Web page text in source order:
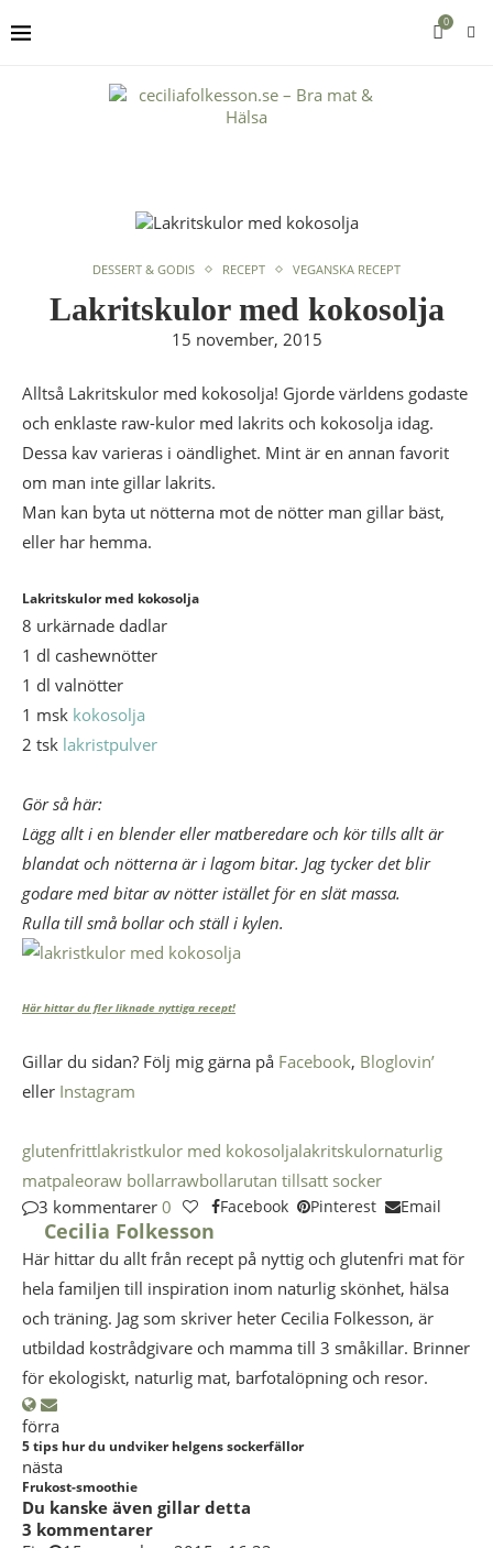
0
DESSERT & GODIS RECEPT VEGANSKA RECEPT
Lakritskulor med kokosolja
15 november, 2015
Alltså Lakritskulor med kokosolja! Gjorde världens godaste
och enklaste raw-kulor med lakrits och kokosolja idag.
Dessa kav varieras i oändlighet. Mint är en annan favorit
om man inte gillar lakrits.
Man kan byta ut nötterna mot de nötter man gillar bäst,
eller har hemma.
Lakritskulor med kokosolja
8 urkärnade dadlar
1 dl cashewnötter
1 dl valnötter
1 msk kokosolja
2 tsk lakristpulver
Gör så här:
Lägg allt i en blender eller matberedare och kör tills allt är
blandat och nötterna är i lagom bitar. Jag tycker det blir
godare med bitar av nötter istället för en slät massa.
Rulla till små bollar och ställ i kylen.
Här hittar du fler liknade nyttiga recept!
Gillar du sidan? Följ mig gärna på Facebook, Bloglovin’
eller Instagram
glutenfrittlakristkulor med kokosoljalakritskulornaturlig
matpaleoraw bollarrawbollarutan tillsatt socker
3 kommentarer 0 Facebook Pinterest Email
Cecilia Folkesson
Här hittar du allt från recept på nyttig och glutenfri mat för
hela familjen till inspiration inom naturlig skönhet, hälsa
och träning. Jag som skriver heter Cecilia Folkesson, är
utbildad kostrådgivare och mamma till 3 småkillar. Brinner
för ekologiskt, naturlig mat, barfotalöpning och resor.
förra
5 tips hur du undviker helgens sockerfällor
nästa
Frukost-smoothie
Du kanske även gillar detta
3 kommentarer